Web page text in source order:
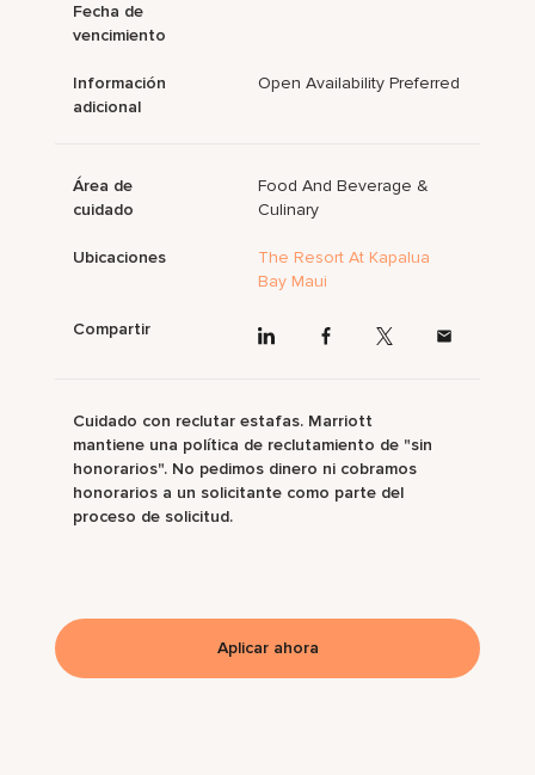
Fecha de
vencimiento
Información
adicional
Open Availability Preferred
Área de
cuidado
Food And Beverage &
Culinary
Ubicaciones
The Resort At Kapalua
Bay Maui
Compartir
Cuidado con reclutar estafas. Marriott
mantiene una política de reclutamiento de "sin
honorarios". No pedimos dinero ni cobramos
honorarios a un solicitante como parte del
proceso de solicitud.
Aplicar ahora